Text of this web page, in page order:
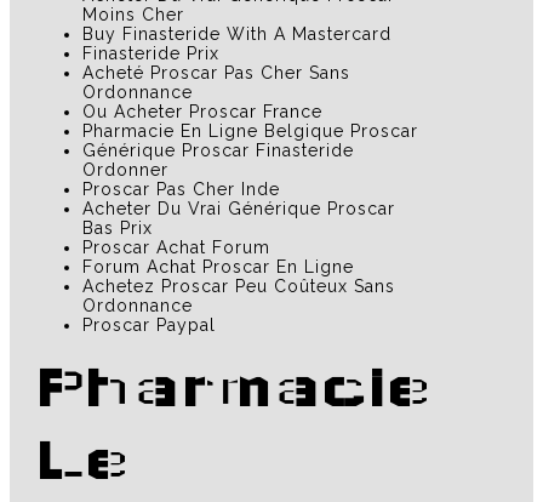
Moins Cher
Buy Finasteride With A Mastercard
Finasteride Prix
Acheté Proscar Pas Cher Sans
Ordonnance
Ou Acheter Proscar France
Pharmacie En Ligne Belgique Proscar
Générique Proscar Finasteride
Ordonner
Proscar Pas Cher Inde
Acheter Du Vrai Générique Proscar
Bas Prix
Proscar Achat Forum
Forum Achat Proscar En Ligne
Achetez Proscar Peu Coûteux Sans
Ordonnance
Proscar Paypal
Pharmacie
Le